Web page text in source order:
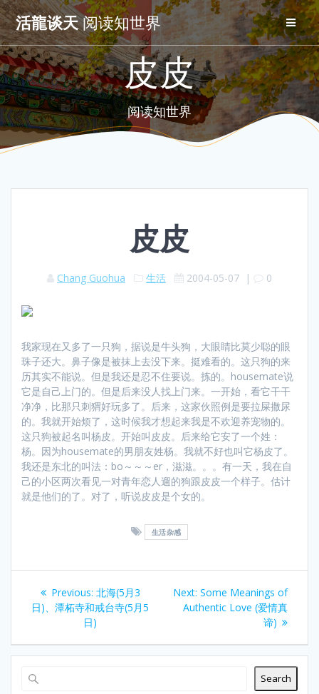
Skip
to
content
活龍谈天阅读知世界
皮皮
阅读知世界
皮皮
Chang Guohua 生活 2004-05-07 | 0
我家现在又多了一只狗，据说是牛头狗，大眼睛比莫少聪的眼
珠子还大。鼻子像是被抹上去没下来。挺难看的。这只狗的来
历其实不能说。但是我还是忍不住要说。拣的。housemate说
它是自己上门的。但是后来没人找上门来。一开始，看它干干
净净，比那只刺猬好玩多了。后来，这家伙照例是要拉屎撒尿
的。我就开始烦了，这时候我才想起来我是不欢迎养宠物的。
这只狗被起名叫杨皮。开始叫皮皮。后来给它安了一个姓：
杨。因为housemate的男朋友姓杨。我就不好也叫它杨皮了。
我还是东北的叫法：bo～～～er，滋滋。。。有一天，我在自
己的小区两次看见一对青年恋人遛的狗跟皮皮一个样子。估计
就是他们的了。对了，听说皮皮是个女的。
生活杂感
Post
navigation
Previous: Previous
post:
北海(5月3
日)、潭柘寺和戒台寺(5月5
日)
Next: Next
post:
Some Meanings of
Authentic Love (爱情真
谛)
Search